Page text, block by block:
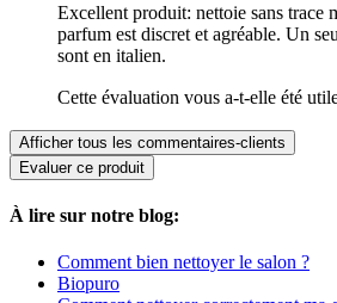
Excellent produit: nettoie sans trace
parfum est discret et agréable. Un
sont en italien.
Cette évaluation vous a-t-elle été
Afficher tous les commentaires-clients
Evaluer ce produit
À lire sur notre blog:
Comment bien nettoyer le salon ?
Biopuro